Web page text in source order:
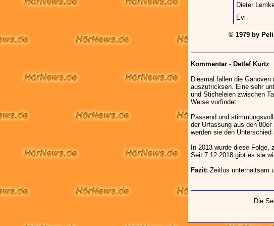
Dieter
Evi
© 1979 by
Kommentar - Detlef Kurtz
Diesmal fallen die
auszutricksen. Eine sehr
und Sticheleien zwischen
Weise vorfindet.
Passend und
der Urfassung aus den
werden sie den Unterschied
In 2013 wurde diese Folge,
Seit 7.12.2018 gibt es sie
Fazit: Zeitlos unterhaltsam
Die